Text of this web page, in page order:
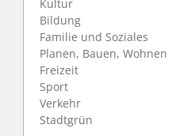
Kultur
Bildung
Familie und Soziales
Planen, Bauen, Wohnen
Freizeit
Sport
Verkehr
Stadtgrün